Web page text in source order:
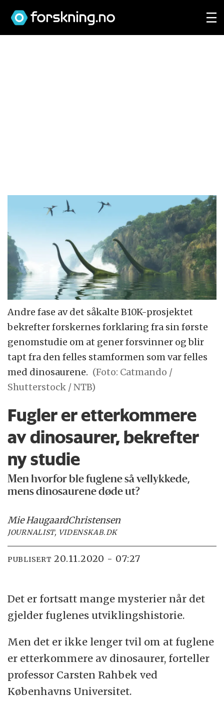
Andre fase av det såkalte B10K-prosjektet
bekrefter forskernes forklaring fra sin første
genomstudie om at gener forsvinner og blir
tapt fra den felles stamformen som var felles
med dinosaurene. (Foto: Catmando /
Shutterstock / NTB)
Fugler er etterkommere
av dinosaurer, bekrefter
ny studie
Men hvorfor ble fuglene så vellykkede,
mens dinosaurene døde ut?
Mie HaugaardChristensen
JOURNALIST, VIDENSKAB.DK
PUBLISERT 20.11.2020 - 07:27
Det er fortsatt mange mysterier når det
gjelder fuglenes utviklingshistorie.
Men det er ikke lenger tvil om at fuglene
er etterkommere av dinosaurer, forteller
professor Carsten Rahbek ved
Københavns Universitet.